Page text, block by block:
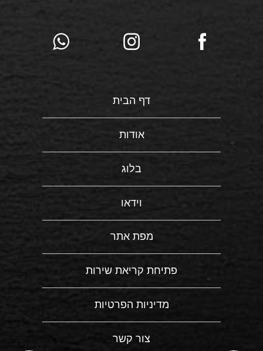
דף הבית
אודות
בלוג
וידאו
מפת אתר
פתיחת קריאת שירות
מדיניות הפרטיות
צור קשר